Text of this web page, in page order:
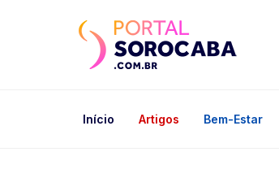
Início Artigos Bem-Estar